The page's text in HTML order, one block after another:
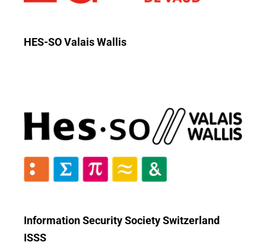
HES-SO Valais Wallis
Information Security Society Switzerland
ISSS